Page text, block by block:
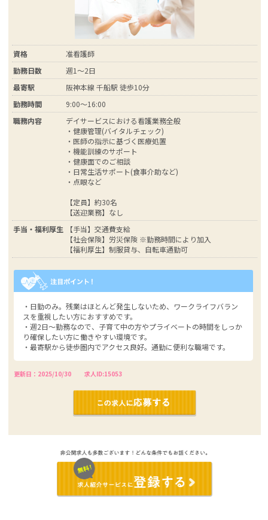
資格
准看護師
勤務日数
週1～2日
最寄駅
阪神本線 千船駅 徒歩10分
勤務時間
9:00～16:00
職務内容
デイサービスにおける看護業務全般
・健康管理(バイタルチェック)
・医師の指示に基づく医療処置
・機能訓練のサポート
・健康面でのご相談
・日常生活サポート(食事介助など)
・点眼など
【定員】約30名
【送迎業務】なし
手当・福利厚生
【手当】交通費支給
【社会保険】労災保険 ※勤務時間により加入
【福利厚生】制服貸与、自転車通勤可
・日勤のみ。残業はほとんど発生しないため、ワークライフバラン
スを重視したい方におすすめです。
・週2日～勤務なので、子育て中の方やプライベートの時間をしっか
り確保したい方に働きやすい環境です。
・最寄駅から徒歩圏内でアクセス良好。通勤に便利な職場です。
更新日：2025/10/30 求人ID:15053